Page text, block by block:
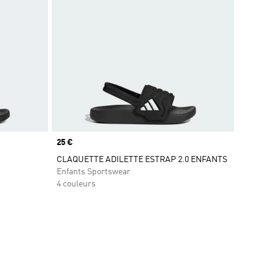
Prix
25 €
CLAQUETTE ADILETTE ESTRAP 2.0 ENFANTS
Enfants Sportswear
4 couleurs